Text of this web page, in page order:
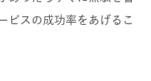
ビスの成功率をあげるこ